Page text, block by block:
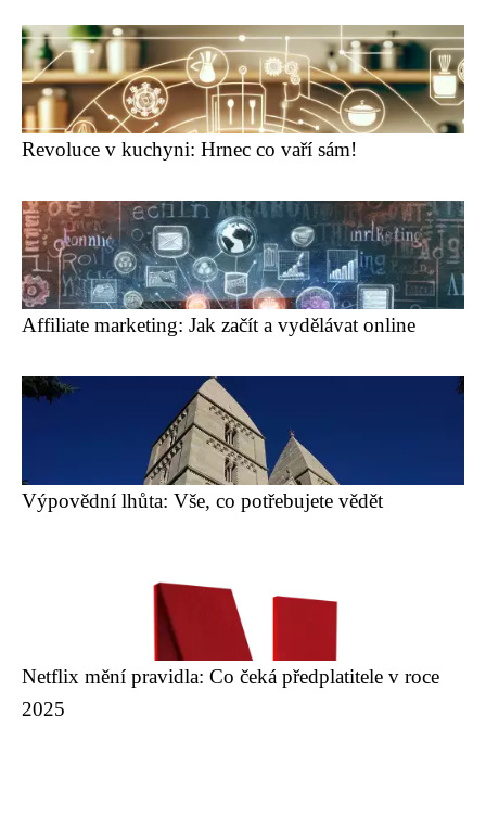
Revoluce v kuchyni: Hrnec co vaří sám!
Affiliate marketing: Jak začít a vydělávat online
Výpovědní lhůta: Vše, co potřebujete vědět
Netflix mění pravidla: Co čeká předplatitele v roce
2025